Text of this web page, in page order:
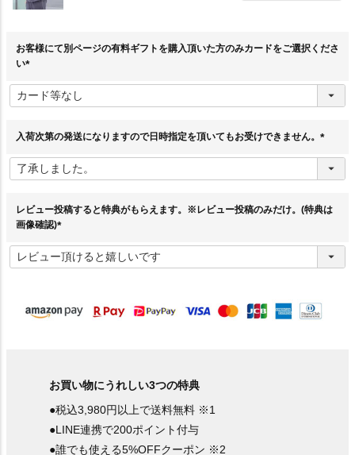
お客様にて別ページの有料ギフトを購入頂いた方のみカードをご選択くださ
い
必
須
入荷次第の発送になりますので日時指定を頂いてもお受けできません。
必
須
レビュー投稿すると特典がもらえます。※レビュー投稿のみだけ。(特典は
画像確認)
必
須
お買い物にうれしい3つの特典
●税込3,980円以上で送料無料 ※1
●LINE連携で200ポイント付与
●誰でも使える5%OFFクーポン ※2